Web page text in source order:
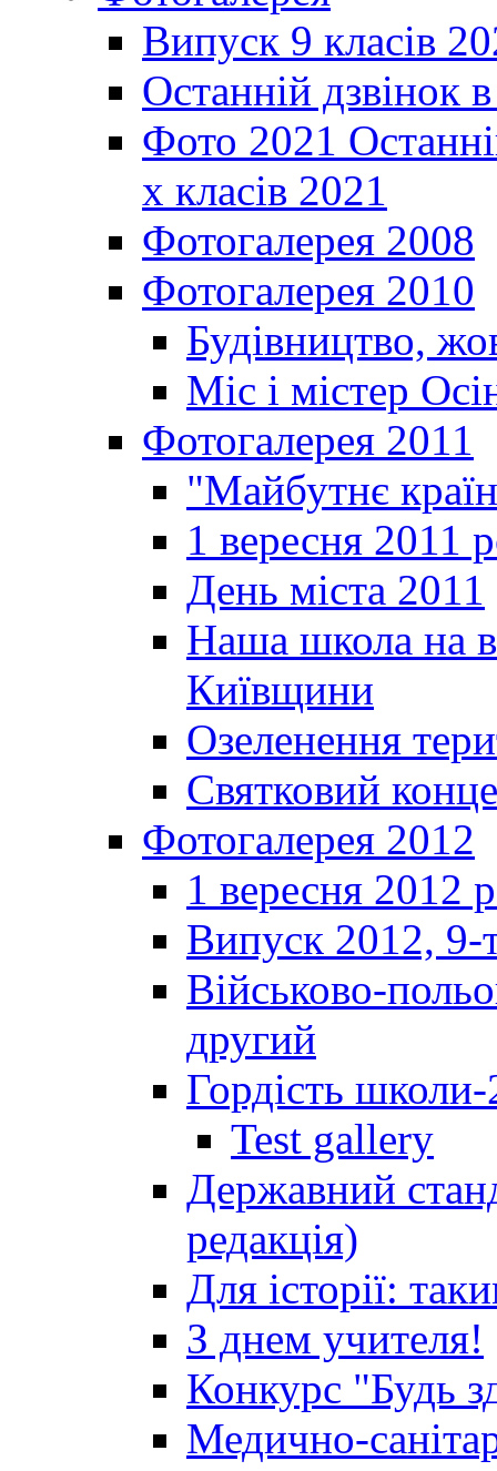
Випуск 9 класів
Останній дзвінок
Фото 2021
х класів 2021
Фотогалерея 2008
Фотогалерея 2010
Будівництво,
Міс і містер
Фотогалерея 2011
"Майбутнє
1 вересня 2011
День міста 2011
Наша школа на
Київщини
Озеленення
Святковий
Фотогалерея 2012
1 вересня 2012
Випуск 2012, 9-
Військово-
другий
Гордість
Test gallery
Державний
редакція)
Для історії:
З днем учителя!
Конкурс "Будь
Медично-